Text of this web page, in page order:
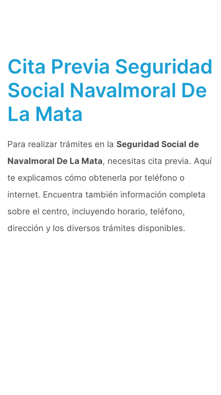
Cita Previa Seguridad
Social Navalmoral De
La Mata
Para realizar trámites en la Seguridad Social de
Navalmoral De La Mata, necesitas cita previa. Aquí
te explicamos cómo obtenerla por teléfono o
internet. Encuentra también información completa
sobre el centro, incluyendo horario, teléfono,
dirección y los diversos trámites disponibles.